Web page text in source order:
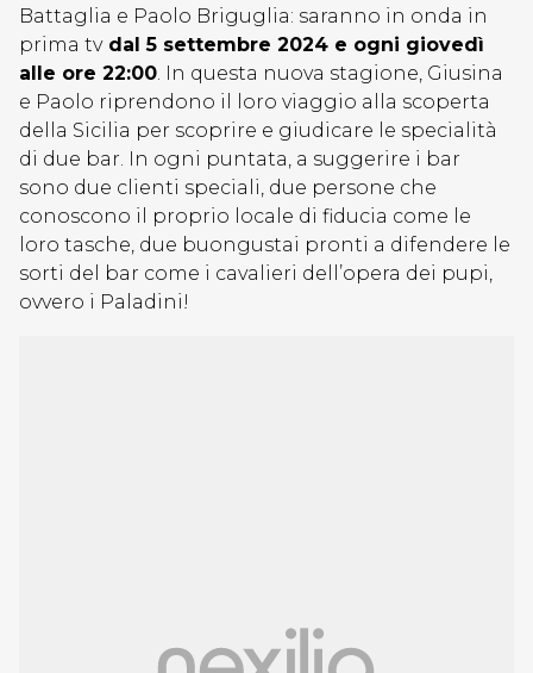
Battaglia e Paolo Briguglia: saranno in onda in
prima tvdal 5 settembre 2024 e ogni giovedì
alle ore 22:00. In questa nuova stagione, Giusina
e Paolo riprendono il loro viaggio alla scoperta
della Sicilia per scoprire e giudicare le specialità
di due bar. In ogni puntata, a suggerire i bar
sono due clienti speciali, due persone che
conoscono il proprio locale di fiducia come le
loro tasche, due buongustai pronti a difendere le
sorti del bar come i cavalieri dell’opera dei pupi,
ovvero i Paladini!